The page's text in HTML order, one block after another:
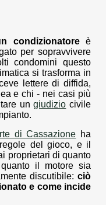
condizionatore è
per sopravvivere
condomini questo
si trasforma in
lettere di diffida,
e chi - nei casi più
ungiudizio civile
di Cassazione ha
del gioco, e il
proprietari di quanto
il motore sia
discutibile: ciò
e come incide